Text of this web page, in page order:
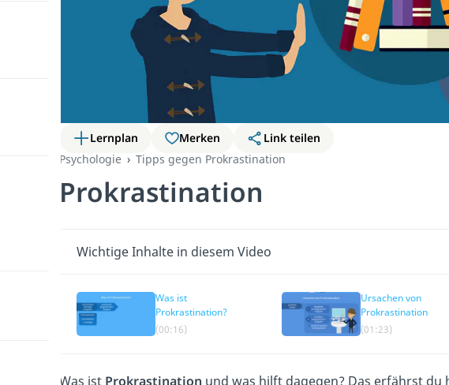
Lernplan Merken
Link teilen
Psychologie
Tipps gegen Prokrastination
Prokrastination
Wichtige Inhalte in diesem Video
Was ist
Prokrastination?
(00:16)
Ursachen von
Prokrastination
(01:23)
Was ist Prokrastination und was hilft dagegen? Das erfährst du